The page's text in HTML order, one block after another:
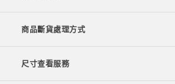
商品斷貨處理方式
尺寸查看服務